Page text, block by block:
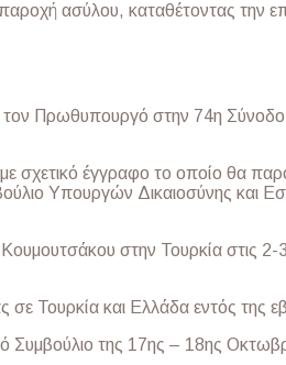
παροχή ασύλου, καταθέτοντας την
Πρωθυπουργό στην 74η Σύνοδο
σχετικό έγγραφο το οποίο θα
Υπουργών Δικαιοσύνης και
στην Τουρκία στις 2-
Τουρκία και Ελλάδα εντός της
Συμβούλιο της 17ης – 18ης